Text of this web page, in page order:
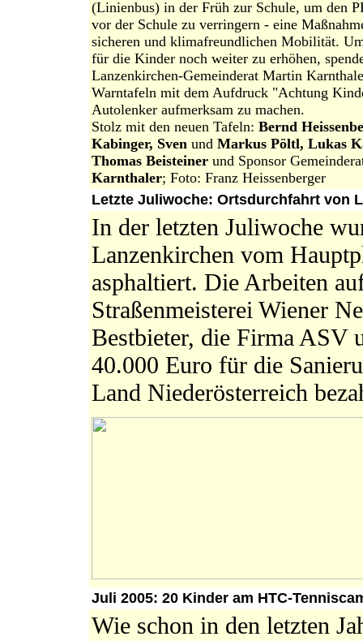
(Linienbus) in der Früh zur Schule, um den
vor der Schule zu verringern - eine
sicheren und klimafreundlichen Mobilität.
für die Kinder noch weiter zu erhöhen,
Lanzenkirchen-Gemeinderat Martin
Warntafeln mit dem Aufdruck "Achtung
Autolenker aufmerksam zu machen.
Stolz mit den neuen Tafeln: Bernd
Kabinger, Sven und Markus Pöltl, Lukas
Thomas Beisteiner und Sponsor
Karnthaler; Foto: Franz Heissenberger
Letzte Juliwoche: Ortsdurchfahrt von
In der letzten Juliwoche
Lanzenkirchen vom
asphaltiert. Die Arbeiten
Straßenmeisterei Wiener
Bestbieter, die Firma ASV
40.000 Euro für die
Land Niederösterreich
Juli 2005: 20 Kinder am HTC-
Wie schon in den letzten